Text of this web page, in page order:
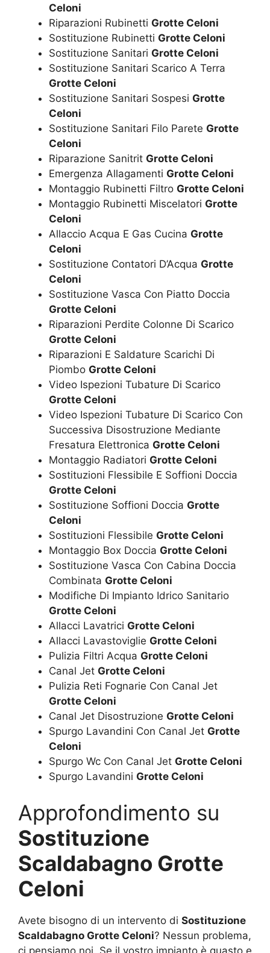
Celoni
Riparazioni Rubinetti Grotte Celoni
Sostituzione Rubinetti Grotte Celoni
Sostituzione Sanitari Grotte Celoni
Sostituzione Sanitari Scarico A Terra
Grotte Celoni
Sostituzione Sanitari Sospesi Grotte
Celoni
Sostituzione Sanitari Filo Parete Grotte
Celoni
Riparazione Sanitrit Grotte Celoni
Emergenza Allagamenti Grotte Celoni
Montaggio Rubinetti Filtro Grotte Celoni
Montaggio Rubinetti Miscelatori Grotte
Celoni
Allaccio Acqua E Gas Cucina Grotte
Celoni
Sostituzione Contatori D’Acqua Grotte
Celoni
Sostituzione Vasca Con Piatto Doccia
Grotte Celoni
Riparazioni Perdite Colonne Di Scarico
Grotte Celoni
Riparazioni E Saldature Scarichi Di
Piombo Grotte Celoni
Video Ispezioni Tubature Di Scarico
Grotte Celoni
Video Ispezioni Tubature Di Scarico Con
Successiva Disostruzione Mediante
Fresatura Elettronica Grotte Celoni
Montaggio Radiatori Grotte Celoni
Sostituzioni Flessibile E Soffioni Doccia
Grotte Celoni
Sostituzione Soffioni Doccia Grotte
Celoni
Sostituzioni Flessibile Grotte Celoni
Montaggio Box Doccia Grotte Celoni
Sostituzione Vasca Con Cabina Doccia
Combinata Grotte Celoni
Modifiche Di Impianto Idrico Sanitario
Grotte Celoni
Allacci Lavatrici Grotte Celoni
Allacci Lavastoviglie Grotte Celoni
Pulizia Filtri Acqua Grotte Celoni
Canal Jet Grotte Celoni
Pulizia Reti Fognarie Con Canal Jet
Grotte Celoni
Canal Jet Disostruzione Grotte Celoni
Spurgo Lavandini Con Canal Jet Grotte
Celoni
Spurgo Wc Con Canal Jet Grotte Celoni
Spurgo Lavandini Grotte Celoni
Approfondimento su
Sostituzione
Scaldabagno Grotte
Celoni
Avete bisogno di un intervento di Sostituzione
Scaldabagno Grotte Celoni? Nessun problema,
ci pensiamo noi. Se il vostro impianto è guasto e